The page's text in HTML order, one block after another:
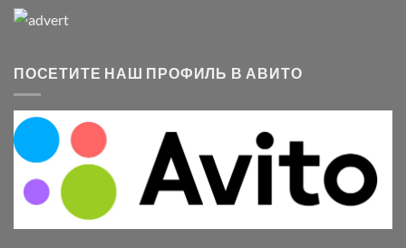
ПОСЕТИТЕ НАШ ПРОФИЛЬ В АВИТО